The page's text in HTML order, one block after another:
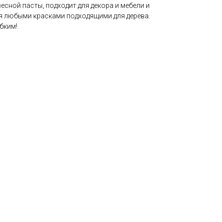
пасты, подходит для декора и мебели и
любыми красками подходящими для дерева.